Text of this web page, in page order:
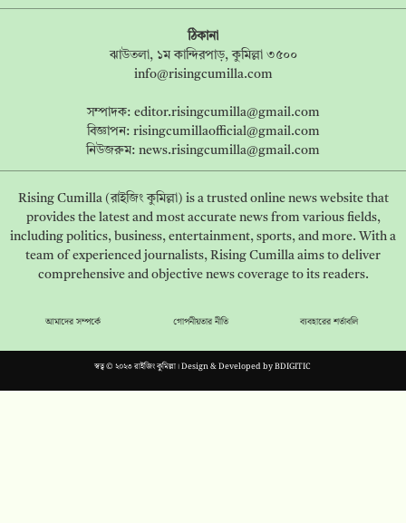
ঠিকানা
ঝাউতলা, ১ম কান্দিরপাড়, কুমিল্লা ৩৫০০
info@risingcumilla.com
সম্পাদক: editor.risingcumilla@gmail.com
বিজ্ঞাপন: risingcumillaofficial@gmail.com
নিউজরুম: news.risingcumilla@gmail.com
Rising Cumilla (রাইজিং কুমিল্লা) is a trusted online news website that
provides the latest and most accurate news from various fields,
including politics, business, entertainment, sports, and more. With a
team of experienced journalists, Rising Cumilla aims to deliver
comprehensive and objective news coverage to its readers.
আমাদের সম্পর্কে গোপনীয়তার নীতি ব্যবহারের শর্তাবলি
স্বত্ব © ২০২৩ রাইজিং কুমিল্লা। Design & Developed byBDIGITIC